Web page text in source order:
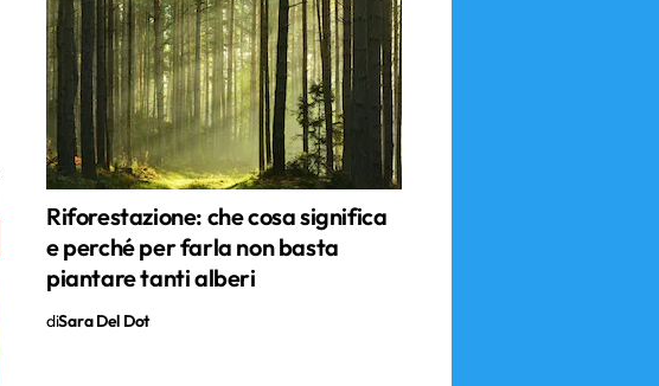
Riforestazione: che cosa significa
e perché per farla non basta
piantare tanti alberi
diSara Del Dot